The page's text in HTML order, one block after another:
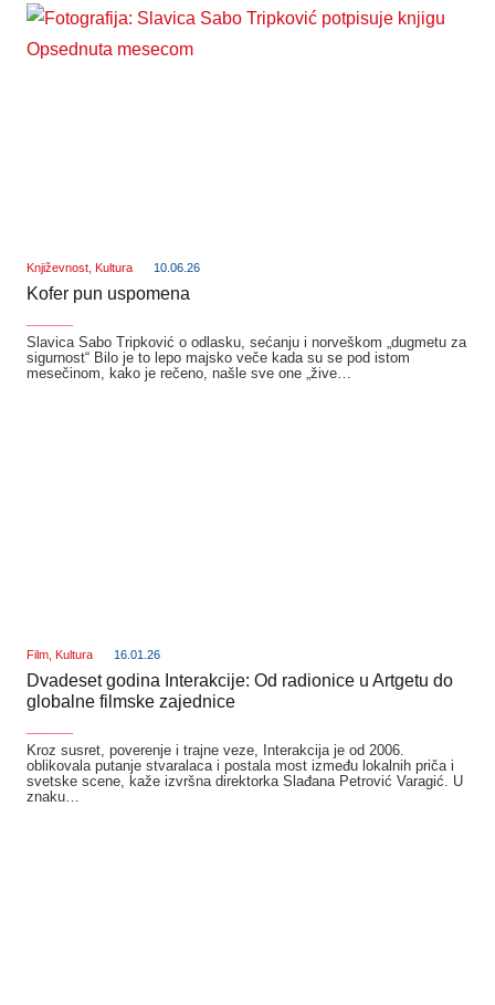
Književnost, Kultura 10.06.26
Kofer pun uspomena
Slavica Sabo Tripković o odlasku, sećanju i norveškom „dugmetu za
sigurnost“ Bilo je to lepo majsko veče kada su se pod istom
mesečinom, kako je rečeno, našle sve one „žive…
Film, Kultura 16.01.26
Dvadeset godina Interakcije: Od radionice u Artgetu do
globalne filmske zajednice
Kroz susret, poverenje i trajne veze, Interakcija je od 2006.
oblikovala putanje stvaralaca i postala most između lokalnih priča i
svetske scene, kaže izvršna direktorka Slađana Petrović Varagić. U
znaku…